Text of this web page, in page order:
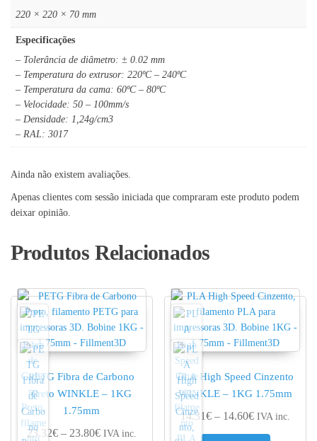
220 × 220 × 70 mm
Especificações
– Tolerância de diâmetro: ± 0.02 mm
– Temperatura do extrusor: 220ºC – 240ºC
– Temperatura da cama: 60ºC – 80ºC
– Velocidade: 50 – 100mm/s
– Densidade: 1,24g/cm3
– RAL: 3017
Ainda não existem avaliações.
Apenas clientes com sessão iniciada que compraram este produto podem
deixar opinião.
Produtos Relacionados
PETG Fibra de Carbono
Preto WINKLE – 1KG
1.75mm
23.32€ – 23.80€Price range: 23.32€ through 23.80€
IVA inc.
PLA High Speed Cinzento
WINKLE – 1KG 1.75mm
14.31€ – 14.60€Price range:
IVA inc.